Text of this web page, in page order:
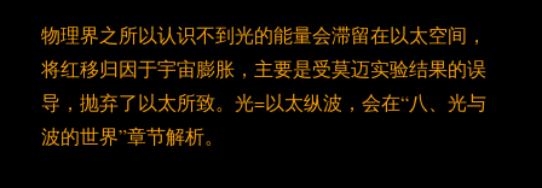
物理界之所以认识不到光的能量会滞留在以太空间，
将红移归因于宇宙膨胀，主要是受莫迈实验结果的误
导，抛弃了以太所致。光=以太纵波，会在“八、光与
波的世界”章节解析。